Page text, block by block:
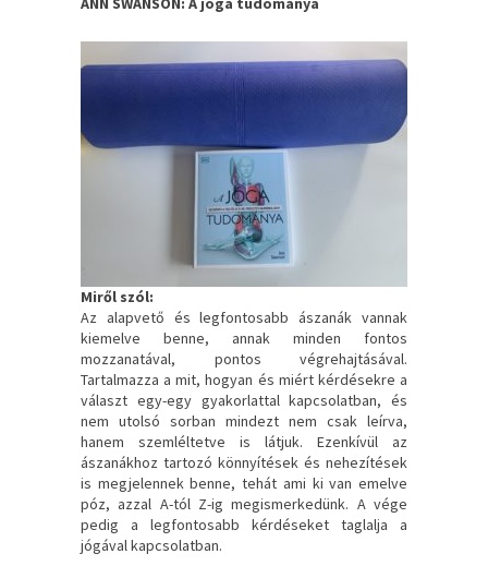
Miről szól:
Az alapvető és legfontosabb ászanák vannak
kiemelve benne, annak minden fontos
mozzanatával, pontos végrehajtásával.
Tartalmazza a mit, hogyan és miért kérdésekre a
választ egy-egy gyakorlattal kapcsolatban, és
nem utolsó sorban mindezt nem csak leírva,
hanem szemléltetve is látjuk. Ezenkívül az
ászanákhoz tartozó könnyítések és nehezítések
is megjelennek benne, tehát ami ki van emelve
póz, azzal A-tól Z-ig megismerkedünk. A vége
pedig a legfontosabb kérdéseket taglalja a
jógával kapcsolatban.